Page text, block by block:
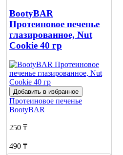
4
BootyBAR
Протеиновое печенье
глазированное, Nut
Cookie 40 гр
Добавить в избранное
Протеиновое печенье
BootyBAR
250 ₸
490 ₸